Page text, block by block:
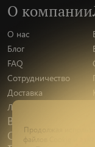
О компании
О нас
Блог
FAQ
Сотрудничество
Доставка
Лекторы
Вакансии
ОтзывыПродолжая
файлов Сookie и